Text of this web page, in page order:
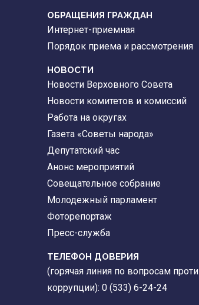
ОБРАЩЕНИЯ ГРАЖДАН
Интернет-приемная
Порядок приема и рассмотрения
НОВОСТИ
Новости Верховного Совета
Новости комитетов и комиссий
Работа на округах
Газета «Советы народа»
Депутатский час
Анонс мероприятий
Совещательное собрание
Молодежный парламент
Фоторепортаж
Пресс-служба
ТЕЛЕФОН ДОВЕРИЯ
(горячая линия по вопросам
коррупции): 0 (533) 6-24-24